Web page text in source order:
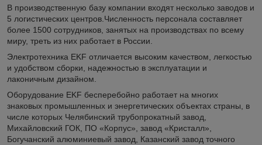
В производственную базу компании входят несколько заводов и
5 логистических центров.Численность персонала составляет
более 1500 сотрудников, занятых на производствах по всему
миру, треть из них работает в России.
Электротехника EKF отличается высоким качеством, легкостью
и удобством сборки, надежностью в эксплуатации и
лаконичным дизайном.
Оборудование EKF бесперебойно работает на многих
знаковых промышленных и энергетических объектах страны, в
числе которых Челябинский трубопрокатный завод,
Михайловский ГОК, ПО «Корпус», завод «Кристалл»,
Богучанский алюминиевый завод, Казанский завод точного